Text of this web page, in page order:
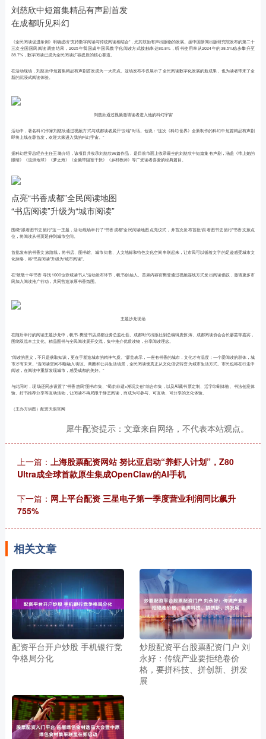
刘慈欣中短篇集精品有声剧首发
在成都听见科幻
《全民阅读促进条例》明确提出“支持数字阅读与传统阅读相结合”，尤其鼓励有声出版物的发展。据中国新闻出版研究院发布的第二十
三次全国国民阅读调查结果，2025年我国成年国民数字化阅读方式接触率达80.8%，听书使用率从2024年的38.5%稳步攀升至
38.7%，数字阅读已成为全民阅读扩容提质的核心赛道。
在活动现场，刘慈欣中短篇集精品有声剧首发成为一大亮点。这场发布不仅展示了全民阅读数字化发展的新成果，也为读者带来了全
新的沉浸式阅读体验。
刘慈欣通过视频邀请读者进入他的科幻宇宙
活动中，著名科幻作家刘慈欣通过视频方式与成都读者展开“云端”对话。他说：“这次《科幻世界》全新制作的科幻中短篇精品有声剧
即将上线在蓉首发，欢迎大家进入我的科幻宇宙。”
据科幻世界总经办主任王璐介绍，该项目共收录刘慈欣96篇作品，是目前市面上收录最全的刘慈欣中短篇集有声剧，涵盖《带上她的
眼睛》《流浪地球》《梦之海》《全频带阻塞干扰》《乡村教师》等广受读者喜爱的经典篇目。
点亮“书香成都”全民阅读地图
“书店阅读”升级为“城市阅读”
围绕“跟着图书去旅行”这一主题，活动现场举行了“书香成都”全民阅读地图点亮仪式，并首次发布首批“跟着图书去旅行”书香文旅点
位，将阅读从书页延伸到城市空间。
首批发布的书香文旅路线，将书店、图书馆、城市街巷、人文地标和特色文化空间串联起来，让市民可以循着文字的足迹感受城市文
化脉络，将“书店阅读”升级为“城市阅读”。
在“致敬十年书香 寻找1000位蓉城读书人”活动发布环节，帆书创始人、首席内容官樊登通过视频连线方式发出阅读倡议，邀请更多市
民加入阅读推广行动，共同营造浓厚书香氛围。
主题沙龙现场
在随后举行的阅读主题沙龙中，帆书·樊登书店成都业务总监杜磊、成都时代出版社副总编辑庞惊涛、成都阅读协会会长廖芸等嘉宾，
围绕双流本土文化、精品图书与全民阅读展开交流，集中推介优质读物，分享阅读理念。
“阅读的意义，不只是获取知识，更在于塑造城市的精神气质。”廖芸表示，一座有书香的城市，文化才有温度；一个爱阅读的群体，城
市才有未来。“当阅读空间不断融入街区、商圈和公共生活场景，全民阅读便真正从文化倡议转变为城市生活方式。市民也将在行走中
阅读，在阅读中重新发现城市，感受成都的美好。”
与此同时，现场还同步设置了“书香惠民”图书市集、“蜀韵非遗×潮玩文创”综合市集，以及AI藏书票定制、活字印刷体验、书法创意体
验、好书推荐分享等互动活动，让阅读不再局限于静态阅读，而成为可参与、可互动、可分享的文化体验。
（主办方供图）配资天眼官网
犀牛配资提示：文章来自网络，不代表本站观点。
上一篇： 上海股票配资网站 努比亚启动“养虾人计划”，Z80
Ultra成全球首款原生集成OpenClaw的AI手机
下一篇： 网上平台配资 三星电子第一季度营业利润同比飙升
755%
相关文章
配资平台开户炒股 手机银行竞
争格局分化
炒股配资平台股票配资门户 刘
永好：传统产业要拒绝卷价
格，要拼科技、拼创新、拼发
展